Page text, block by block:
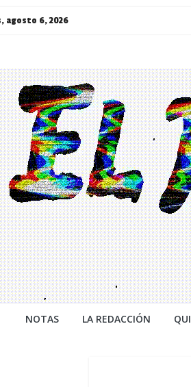
agosto 6, 2026
ツ)_/
NOTAS LA REDACCIÓN